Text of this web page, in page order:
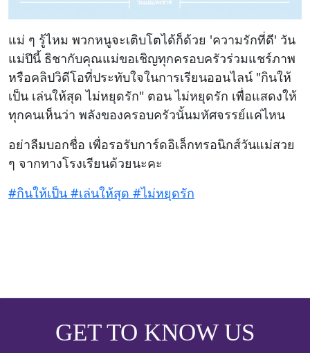
แม่ ๆ รู้ไหม พวกหนูจะเติบโตได้ก็ด้วย 'ความรักที่ดี' วัน
แม่ปีนี้ ธิชากับคุณแม่ขอเชิญทุกครอบครัวร่วมแชร์ภาพ
หรือคลิปวิดีโอที่ประทับใจในการเรียนออนไลน์ "กินให้
เป็น เล่นให้สุด ไม่หยุดรัก" ตอน ไม่หยุดรัก เพื่อแสดงให้
ทุกคนเห็นว่า พลังของครอบครัวนั้นมหัศจรรย์แค่ไหน
อย่าลืมบอกชื่อ เพื่อรอรับการ์ดอิเล็กทรอนิกส์วันแม่สวย
ๆ จากทางโรงเรียนด้วยนะคะ
#กินให้เป็น #เล่นให้สุด #ไม่หยุดรัก
GET TO KNOW US